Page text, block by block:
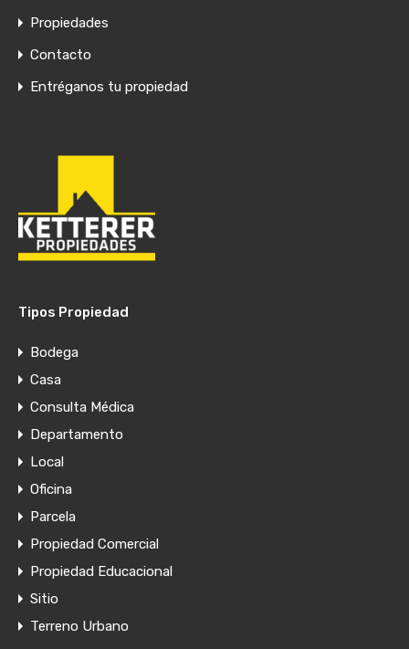
Propiedades
Contacto
Entréganos tu propiedad
Tipos Propiedad
Bodega
Casa
Consulta Médica
Departamento
Local
Oficina
Parcela
Propiedad Comercial
Propiedad Educacional
Sitio
Terreno Urbano